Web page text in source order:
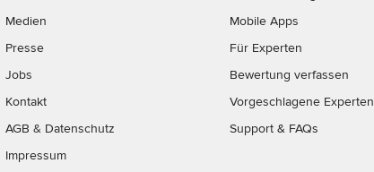
Medien
Presse
Jobs
Kontakt
AGB & Datenschutz
Impressum
Mobile Apps
Für Experten
Bewertung verfassen
Vorgeschlagene Experten
Support & FAQs